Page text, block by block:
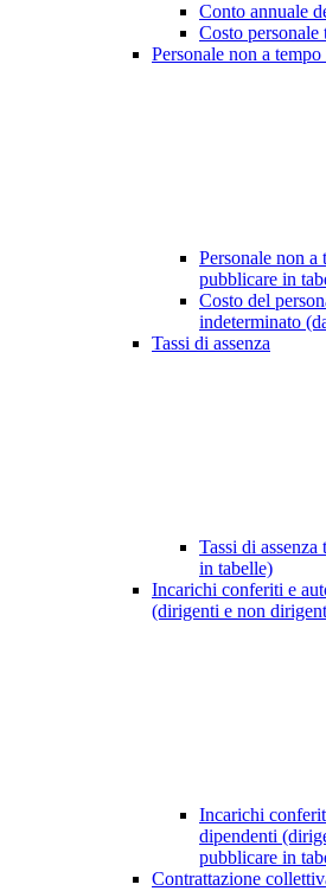
Conto annuale
Costo
Personale non a
Personale non a
pubblicare in
Costo del
indeterminato
Tassi di assenza
Tassi di
in tabelle)
Incarichi conferiti e
(dirigenti e non
Incarichi
dipendenti
pubblicare in
Contrattazione